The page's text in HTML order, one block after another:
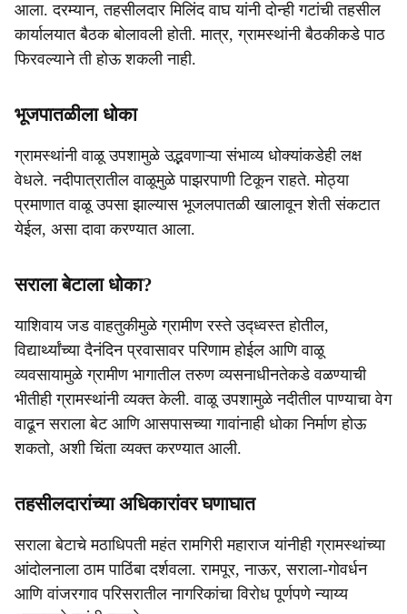
आला. दरम्यान, तहसीलदार मिलिंद वाघ यांनी दोन्ही गटांची तहसील
कार्यालयात बैठक बोलावली होती. मात्र, ग्रामस्थांनी बैठकीकडे पाठ
फिरवल्याने ती होऊ शकली नाही.
भूजपातळीला धोका
ग्रामस्थांनी वाळू उपशामुळे उद्भवणाऱ्या संभाव्य धोक्यांकडेही लक्ष
वेधले. नदीपात्रातील वाळूमुळे पाझरपाणी टिकून राहते. मोठ्या
प्रमाणात वाळू उपसा झाल्यास भूजलपातळी खालावून शेती संकटात
येईल, असा दावा करण्यात आला.
सराला बेटाला धोका?
याशिवाय जड वाहतुकीमुळे ग्रामीण रस्ते उद्ध्वस्त होतील,
विद्यार्थ्यांच्या दैनंदिन प्रवासावर परिणाम होईल आणि वाळू
व्यवसायामुळे ग्रामीण भागातील तरुण व्यसनाधीनतेकडे वळण्याची
भीतीही ग्रामस्थांनी व्यक्त केली. वाळू उपशामुळे नदीतील पाण्याचा वेग
वाढून सराला बेट आणि आसपासच्या गावांनाही धोका निर्माण होऊ
शकतो, अशी चिंता व्यक्त करण्यात आली.
तहसीलदारांच्या अधिकारांवर घणाघात
सराला बेटाचे मठाधिपती महंत रामगिरी महाराज यांनीही ग्रामस्थांच्या
आंदोलनाला ठाम पाठिंबा दर्शवला. रामपूर, नाऊर, सराला-गोवर्धन
आणि वांजरगाव परिसरातील नागरिकांचा विरोध पूर्णपणे न्याय्य